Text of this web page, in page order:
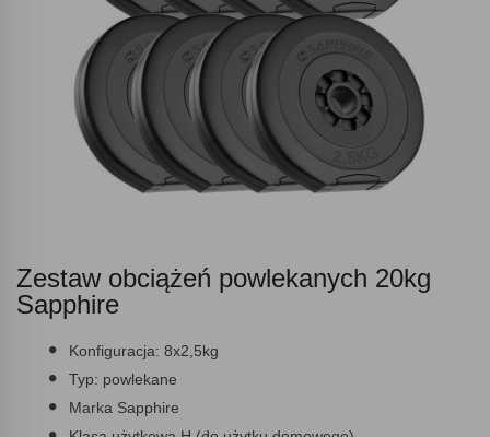
Zestaw obciążeń powlekanych 20kg
Sapphire
Konfiguracja: 8x2,5kg
Typ: powlekane
Marka Sapphire